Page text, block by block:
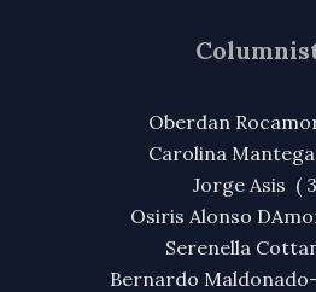
Oberdan
Carolina
Jorge Asis (
Osiris Alonso
Serenella
Bernardo